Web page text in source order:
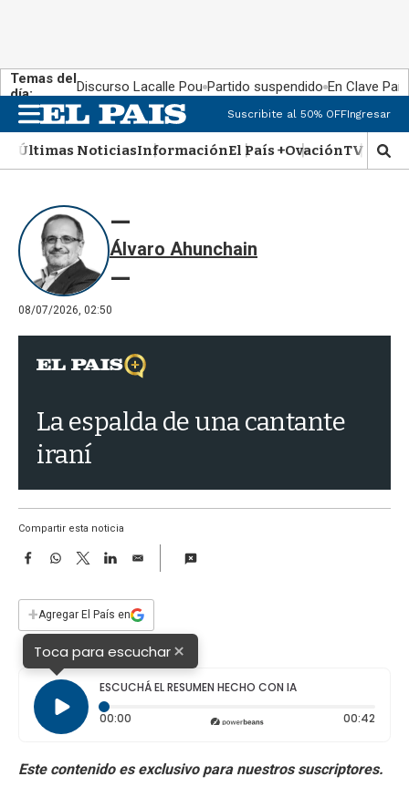
Temas del
día:
Discurso Lacalle Pou Partido suspendido En Clave País
n
u
Suscribite al 50% OFFIngresar
Últimas NoticiasInformaciónEl País +OvaciónTV Show
M
o
q
Álvaro Ahunchain
08/07/2026, 02:50
La espalda de una cantante
iraní
Compartir esta noticia
F
e
b
o
o
W
s
p
p
T
w
t
r
L
I
n
E
i
l
+Agregar El País en
Toca para escuchar×
ESCUCHÁ EL RESUMEN HECHO CON IA
00:00 Tiempo transcurrido: 0 segundos 00:42